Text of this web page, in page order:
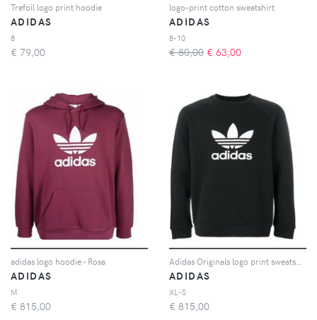
Trefoil logo print hoodie
ADIDAS
8
€ 79,00
logo-print cotton sweatshirt
ADIDAS
8-10
€ 80,00 € 63,00
adidas logo hoodie - Rosa
ADIDAS
M
€ 815,00
ADIDAS
XL-S
€ 815,00